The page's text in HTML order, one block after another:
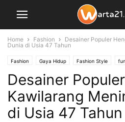
Home Fashion
Desainer Populer
Dunia di Usia 47 Tahun
Fashion Gaya Hidup Fashion Style
Desainer
Kawilarang
di Usia 47 Tahun